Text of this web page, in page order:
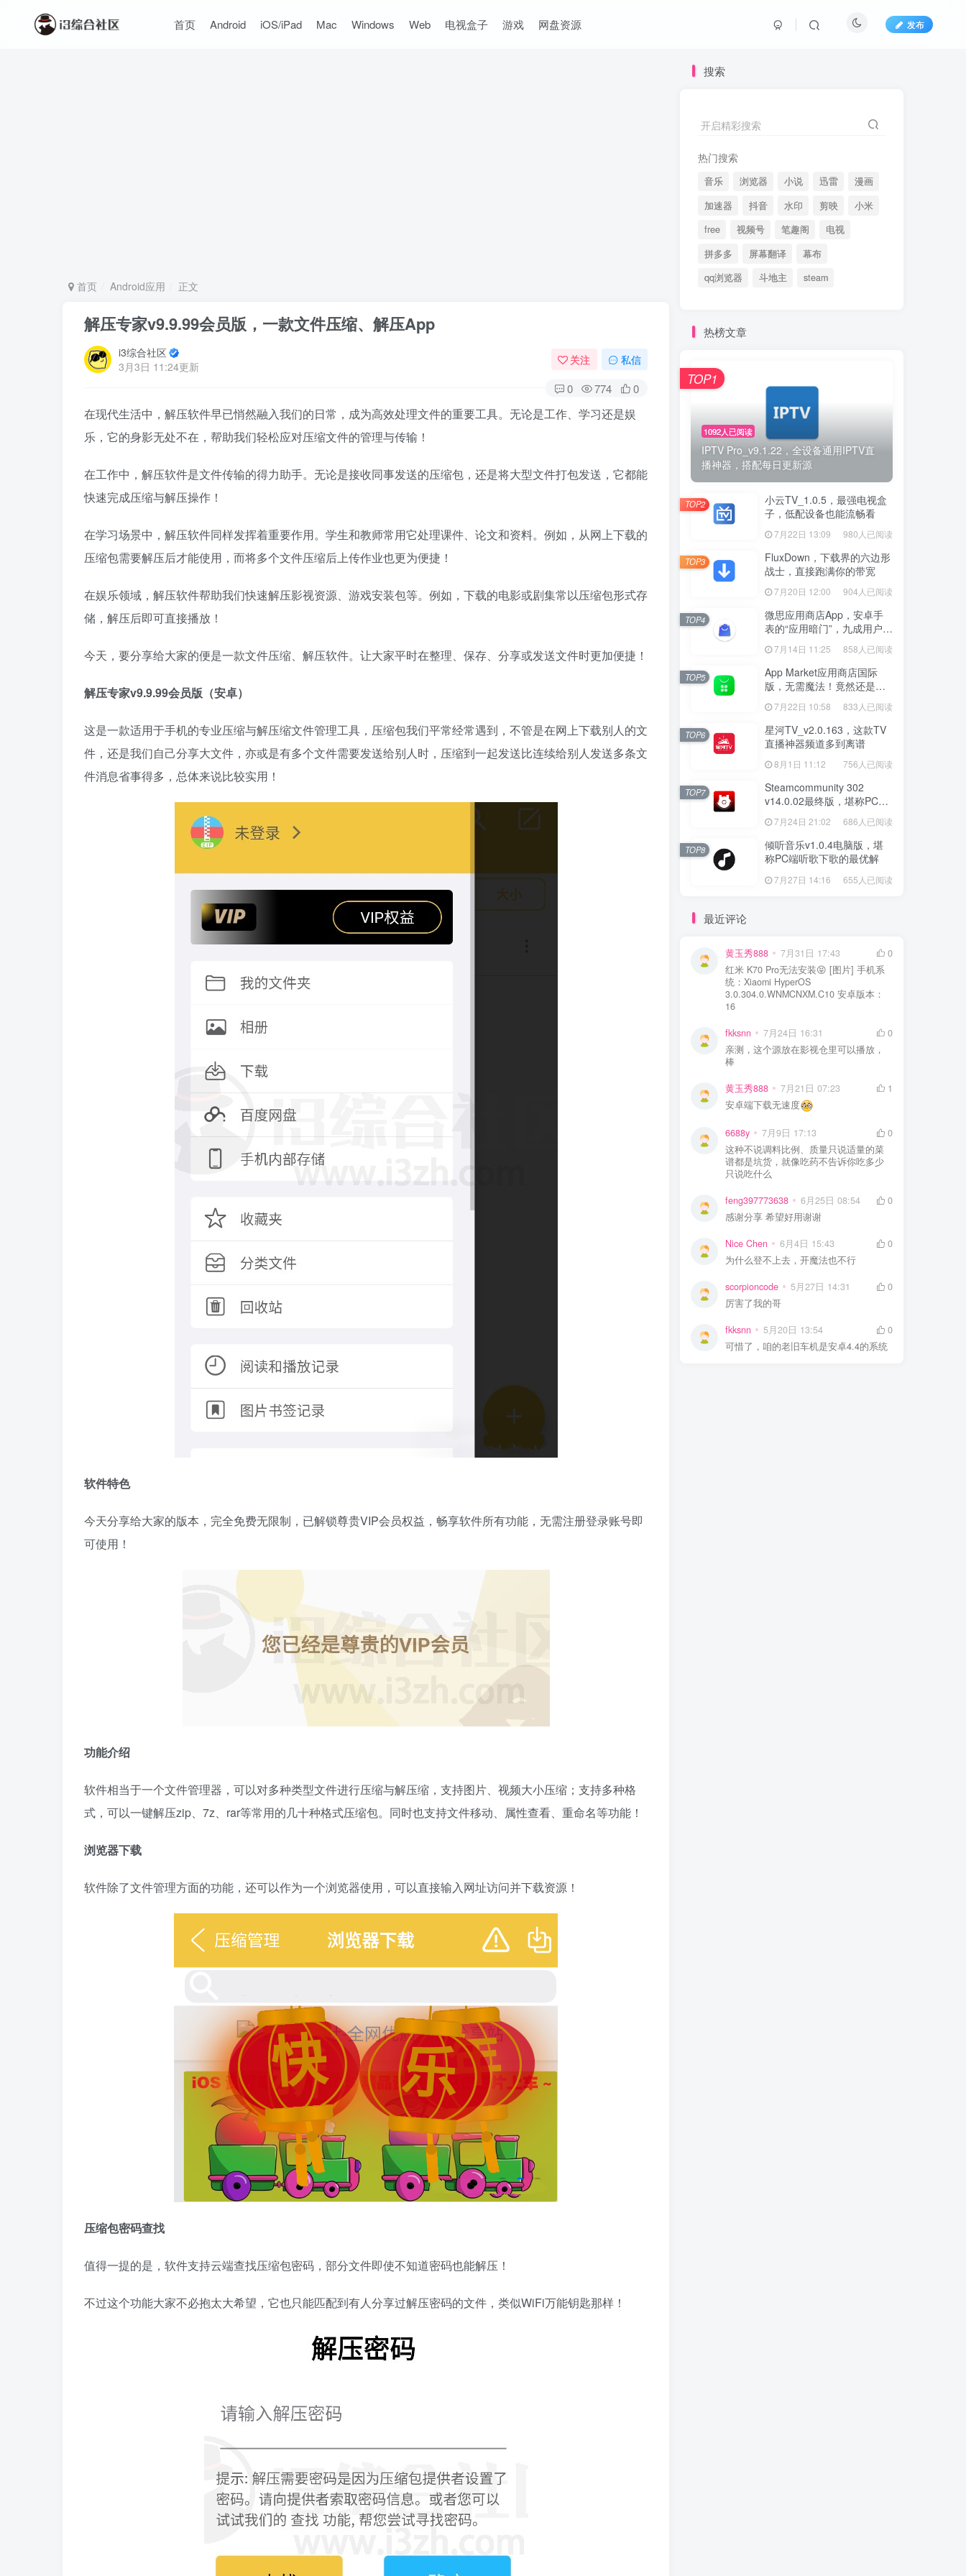
首页 Android iOS/iPad Mac Windows Web 电视盒子 游戏 网盘资源 发布
首页 Android应用 正文
解压专家v9.9.99会员版，一款文件压缩、解压App
i3综合社区
3月3日 11:24更新
关注 私信
0 774 0
在现代生活中，解压软件早已悄然融入我们的日常，成为高效处理文件的重要工具。无论是工作、学习还是娱
乐，它的身影无处不在，帮助我们轻松应对压缩文件的管理与传输！
在工作中，解压软件是文件传输的得力助手。无论是接收同事发送的压缩包，还是将大型文件打包发送，它都能
快速完成压缩与解压操作！
在学习场景中，解压软件同样发挥着重要作用。学生和教师常用它处理课件、论文和资料。例如，从网上下载的
压缩包需要解压后才能使用，而将多个文件压缩后上传作业也更为便捷！
在娱乐领域，解压软件帮助我们快速解压影视资源、游戏安装包等。例如，下载的电影或剧集常以压缩包形式存
储，解压后即可直接播放！
今天，要分享给大家的便是一款文件压缩、解压软件。让大家平时在整理、保存、分享或发送文件时更加便捷！
解压专家v9.9.99会员版（安卓）
这是一款适用于手机的专业压缩与解压缩文件管理工具，压缩包我们平常经常遇到，不管是在网上下载别人的文
件，还是我们自己分享大文件，亦或是有多个文件需要发送给别人时，压缩到一起发送比连续给别人发送多条文
件消息省事得多，总体来说比较实用！
软件特色
今天分享给大家的版本，完全免费无限制，已解锁尊贵VIP会员权益，畅享软件所有功能，无需注册登录账号即
可使用！
功能介绍
软件相当于一个文件管理器，可以对多种类型文件进行压缩与解压缩，支持图片、视频大小压缩；支持多种格
式，可以一键解压zip、7z、rar等常用的几十种格式压缩包。同时也支持文件移动、属性查看、重命名等功能！
浏览器下载
软件除了文件管理方面的功能，还可以作为一个浏览器使用，可以直接输入网址访问并下载资源！
​压缩包密码查找
值得一提的是，软件支持云端查找压缩包密码，部分文件即使不知道密码也能解压！
不过这个功能大家不必抱太大希望，它也只能匹配到有人分享过解压密码的文件，类似WiFi万能钥匙那样！
搜索
开启精彩搜索
热门搜索
音乐 浏览器 小说 迅雷
漫画
加速器
抖音 水印 剪映
小米
free
视频号 笔趣阁
电视
拼多多
屏幕翻译
幕布
qq浏览器
斗地主 steam
热榜文章
1092人已阅读
IPTV Pro_v9.1.22，全设备通用IPTV直
播神器，搭配每日更新源
TOP1
小云TV_1.0.5，最强电视盒
子，低配设备也能流畅看
7月22日 13:09 980人已阅读
TOP2
FluxDown，下载界的六边形
战士，直接跑满你的带宽
7月20日 12:00 904人已阅读
TOP3
微思应用商店App，安卓手
表的“应用暗门”，九成用户还
没发现
7月14日 11:25 858人已阅读
TOP4
App Market应用商店国际
版，无需魔法！竟然还是大
厂出品？
7月22日 10:58 833人已阅读
TOP5
星河TV_v2.0.163，这款TV
直播神器频道多到离谱
8月1日 11:12 756人已阅读
TOP6
Steamcommunity 302
v14.0.02最终版，堪称PC玩
家必备的网络工具箱
7月24日 21:02 686人已阅读
TOP7
倾听音乐v1.0.4电脑版，堪
称PC端听歌下歌的最优解
7月27日 14:16 655人已阅读
TOP8
最近评论
黄玉秀888 7月31日 17:43
0
红米 K70 Pro无法安装😝 [图片] 手机系
统：Xiaomi HyperOS
3.0.304.0.WNMCNXM.C10 安卓版本：
16
fkksnn 7月24日 16:31
0
亲测，这个源放在影视仓里可以播放，
棒
黄玉秀888 7月21日 07:23
1
安卓端下载无速度
6688y 7月9日 17:13
0
这种不说调料比例、质量只说适量的菜
谱都是坑货，就像吃药不告诉你吃多少
只说吃什么
feng397773638 6月25日 08:54
0
感谢分享 希望好用谢谢
Nice Chen 6月4日 15:43
0
为什么登不上去，开魔法也不行
scorpioncode 5月27日 14:31
0
厉害了我的哥
fkksnn 5月20日 13:54
0
可惜了，咱的老旧车机是安卓4.4的系统